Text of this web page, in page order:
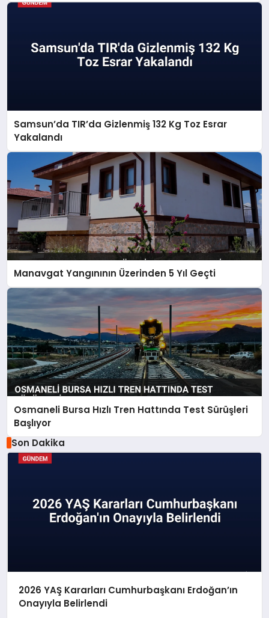
Samsun’da TIR’da Gizlenmiş 132 Kg Toz Esrar
Yakalandı
Manavgat Yangınının Üzerinden 5 Yıl Geçti
Osmaneli Bursa Hızlı Tren Hattında Test Sürüşleri
Başlıyor
Son Dakika
2026 YAŞ Kararları Cumhurbaşkanı Erdoğan’ın
Onayıyla Belirlendi